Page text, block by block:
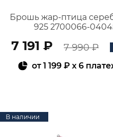
Брошь жар-птица
925 2700066-
7 191 ₽ 7 990 ₽
от1 199 ₽ x 6
В наличии